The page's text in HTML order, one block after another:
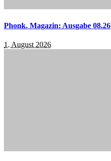
Phonk. Magazin: Ausgabe 08.26
1. August 2026